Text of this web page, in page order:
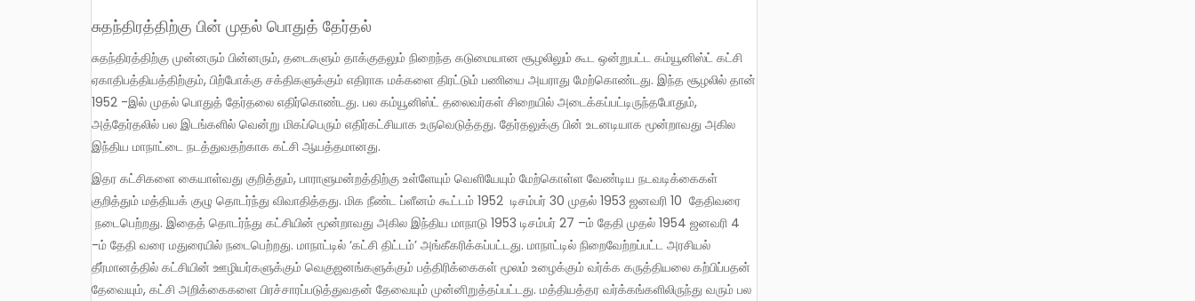
சுதந்திரத்திற்கு பின் முதல் பொதுத் தேர்தல்
சுதந்திரத்திற்கு முன்னரும் பின்னரும், தடைகளும் தாக்குதலும் நிறைந்த கடுமையான சூழலிலும் கூட ஒன்றுபட்ட கம்யூனிஸ்ட் கட்சி
ஏகாதிபத்தியத்திற்கும், பிற்போக்கு சக்திகளுக்கும் எதிராக மக்களை திரட்டும் பணியை அயராது மேற்கொண்டது. இந்த சூழலில் தான்
1952 -இல் முதல் பொதுத் தேர்தலை எதிர்கொண்டது. பல கம்யூனிஸ்ட் தலைவர்கள் சிறையில் அடைக்கப்பட்டிருந்தபோதும்,
அத்தேர்தலில் பல இடங்களில் வென்று மிகப்பெரும் எதிர்கட்சியாக உருவெடுத்தது. தேர்தலுக்கு பின் உடனடியாக மூன்றாவது அகில
இந்திய மாநாட்டை நடத்துவதற்காக கட்சி ஆயத்தமானது.
இதர கட்சிகளை கையாள்வது குறித்தும், பாராளுமன்றத்திற்கு உள்ளேயும் வெளியேயும் மேற்கொள்ள வேண்டிய நடவடிக்கைகள்
குறித்தும் மத்தியக் குழு தொடர்ந்து விவாதித்தது. மிக நீண்ட ப்ளீனம் கூட்டம் 1952 டிசம்பர் 30 முதல் 1953 ஜனவரி 10 தேதிவரை
நடைபெற்றது. இதைத் தொடர்ந்து கட்சியின் மூன்றாவது அகில இந்திய மாநாடு 1953 டிசம்பர் 27 –ம் தேதி முதல் 1954 ஜனவரி 4
-ம் தேதி வரை மதுரையில் நடைபெற்றது. மாநாட்டில் ‘கட்சி திட்டம்’ அங்கீகரிக்கப்பட்டது. மாநாட்டில் நிறைவேற்றப்பட்ட அரசியல்
தீர்மானத்தில் கட்சியின் ஊழியர்களுக்கும் வெகுஜனங்களுக்கும் பத்திரிக்கைகள் மூலம் உழைக்கும் வர்க்க கருத்தியலை கற்பிப்பதன்
தேவையும், கட்சி அறிக்கைகளை பிரச்சாரப்படுத்துவதன் தேவையும் முன்னிறுத்தப்பட்டது. மத்தியத்தர வர்க்கங்களிலிருந்து வரும் பல